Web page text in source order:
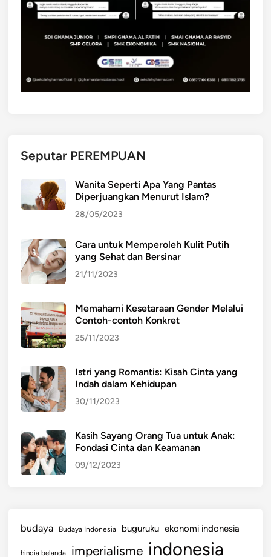
Seputar PEREMPUAN
Wanita Seperti Apa Yang Pantas
Diperjuangkan Menurut Islam?
28/05/2023
Cara untuk Memperoleh Kulit Putih
yang Sehat dan Bersinar
21/11/2023
Memahami Kesetaraan Gender Melalui
Contoh-contoh Konkret
25/11/2023
Istri yang Romantis: Kisah Cinta yang
Indah dalam Kehidupan
30/11/2023
Kasih Sayang Orang Tua untuk Anak:
Fondasi Cinta dan Keamanan
09/12/2023
budaya Budaya Indonesia buguruku ekonomi indonesia
hindia belanda imperialisme indonesia